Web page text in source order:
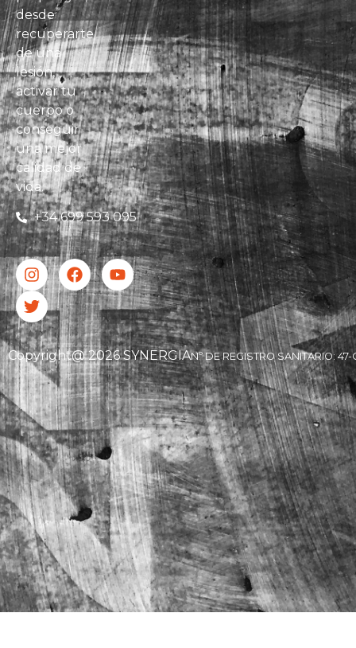
desde
recuperarte
de una
lesión,
activar tu
cuerpo o
conseguir
una mejor
calidad de
vida.
+34 699 593 095
Copyright@ 2026 SYNERGIANº DE REGISTRO SANITARIO: 47-